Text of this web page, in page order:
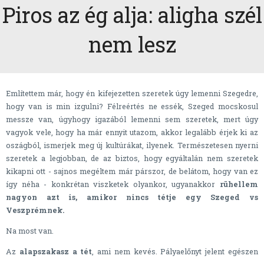
Piros az ég alja: aligha szél
nem lesz
Említettem már, hogy én kifejezetten szeretek úgy lemenni Szegedre,
hogy van is min izgulni? Félreértés ne essék, Szeged mocskosul
messze van, úgyhogy igazából lemenni sem szeretek, mert úgy
vagyok vele, hogy ha már ennyit utazom, akkor legalább érjek ki az
oszágból, ismerjek meg új kultúrákat, ilyenek. Természetesen nyerni
szeretek a legjobban, de az biztos, hogy egyáltalán nem szeretek
kikapni ott - sajnos megéltem már párszor, de belátom, hogy van ez
így néha - konkrétan viszketek olyankor, ugyanakkor rühellem
nagyon azt is, amikor nincs tétje egy Szeged vs
Veszprémnek.
Na most van.
Az alapszakasz a tét , ami nem kevés. Pályaelőnyt jelent egészen